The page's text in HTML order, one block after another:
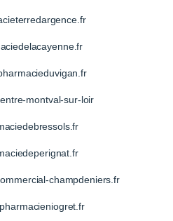
montval-sur-loir
champdeniers.fr